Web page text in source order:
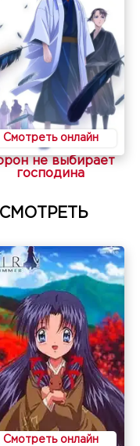
Смотреть онлайн
не выбирает
господина
Смотреть онлайн